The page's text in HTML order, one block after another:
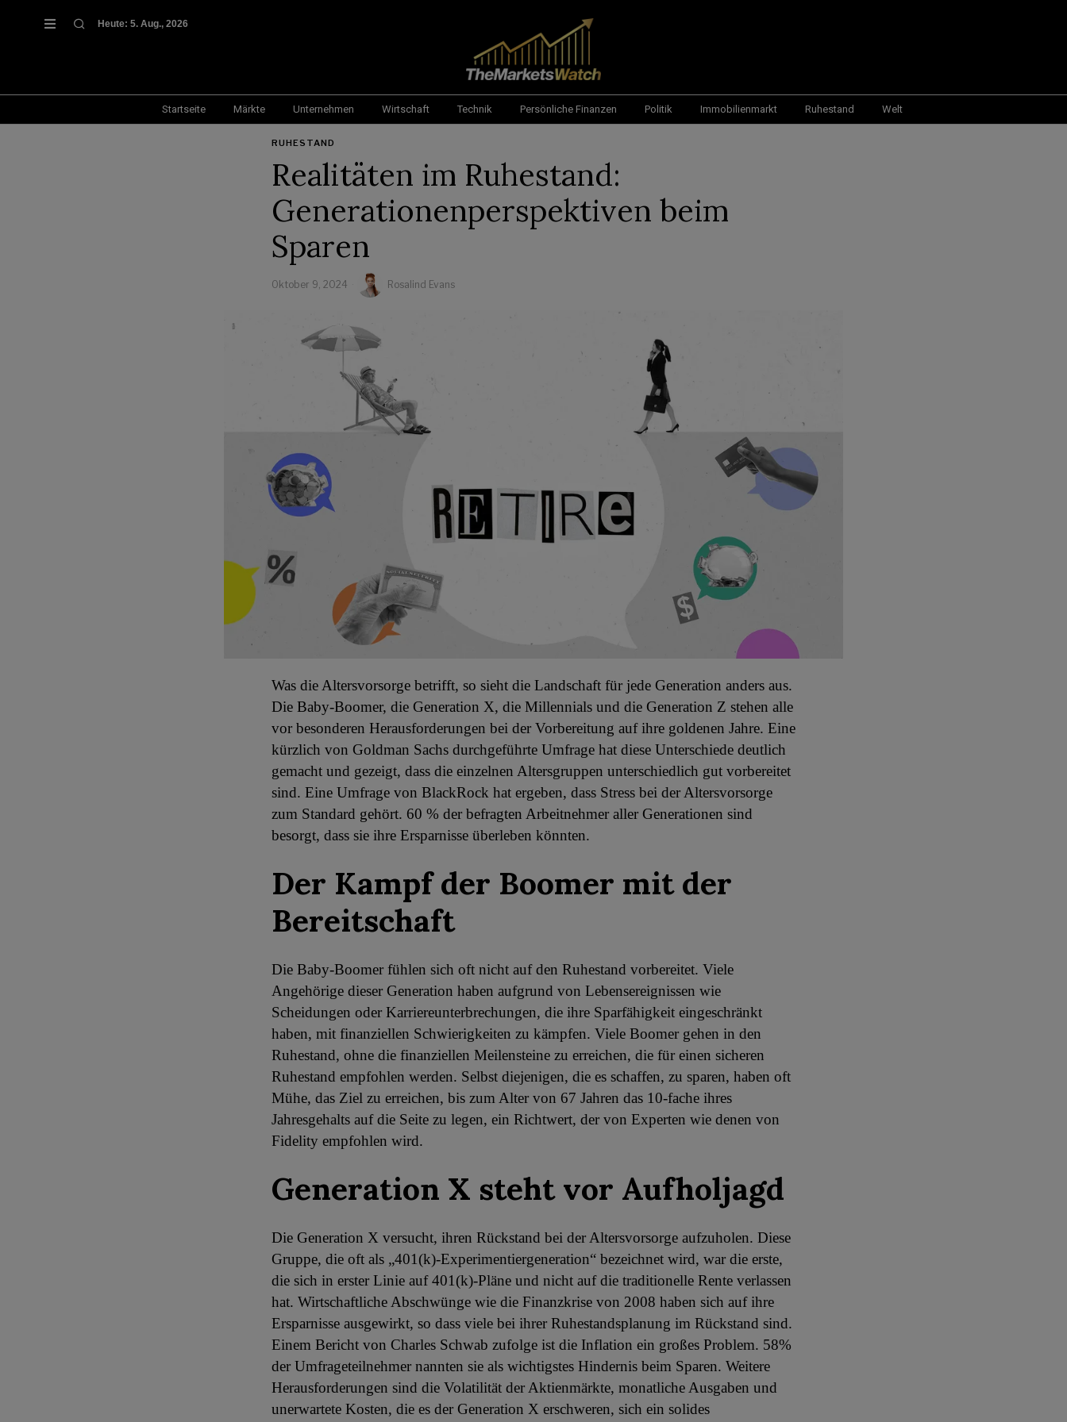
Heute: 5. Aug., 2026
Startseite Märkte Unternehmen Wirtschaft Technik Persönliche Finanzen Politik Immobilienmarkt Ruhestand Welt
RUHESTAND
Realitäten im Ruhestand:
Generationenperspektiven beim
Sparen
Oktober 9, 2024 Rosalind Evans
Was die Altersvorsorge betrifft, so sieht die Landschaft für jede Generation anders aus.
Die Baby-Boomer, die Generation X, die Millennials und die Generation Z stehen alle
vor besonderen Herausforderungen bei der Vorbereitung auf ihre goldenen Jahre. Eine
kürzlich von Goldman Sachs durchgeführte Umfrage hat diese Unterschiede deutlich
gemacht und gezeigt, dass die einzelnen Altersgruppen unterschiedlich gut vorbereitet
sind. Eine Umfrage von BlackRock hat ergeben, dass Stress bei der Altersvorsorge
zum Standard gehört. 60 % der befragten Arbeitnehmer aller Generationen sind
besorgt, dass sie ihre Ersparnisse überleben könnten.
Der Kampf der Boomer mit der
Bereitschaft
Die Baby-Boomer fühlen sich oft nicht auf den Ruhestand vorbereitet. Viele
Angehörige dieser Generation haben aufgrund von Lebensereignissen wie
Scheidungen oder Karriereunterbrechungen, die ihre Sparfähigkeit eingeschränkt
haben, mit finanziellen Schwierigkeiten zu kämpfen. Viele Boomer gehen in den
Ruhestand, ohne die finanziellen Meilensteine zu erreichen, die für einen sicheren
Ruhestand empfohlen werden. Selbst diejenigen, die es schaffen, zu sparen, haben oft
Mühe, das Ziel zu erreichen, bis zum Alter von 67 Jahren das 10-fache ihres
Jahresgehalts auf die Seite zu legen, ein Richtwert, der von Experten wie denen von
Fidelity empfohlen wird.
Generation X steht vor Aufholjagd
Die Generation X versucht, ihren Rückstand bei der Altersvorsorge aufzuholen. Diese
Gruppe, die oft als „401(k)-Experimentiergeneration“ bezeichnet wird, war die erste,
die sich in erster Linie auf 401(k)-Pläne und nicht auf die traditionelle Rente verlassen
hat. Wirtschaftliche Abschwünge wie die Finanzkrise von 2008 haben sich auf ihre
Ersparnisse ausgewirkt, so dass viele bei ihrer Ruhestandsplanung im Rückstand sind.
Einem Bericht von Charles Schwab zufolge ist die Inflation ein großes Problem. 58%
der Umfrageteilnehmer nannten sie als wichtigstes Hindernis beim Sparen. Weitere
Herausforderungen sind die Volatilität der Aktienmärkte, monatliche Ausgaben und
unerwartete Kosten, die es der Generation X erschweren, sich ein solides